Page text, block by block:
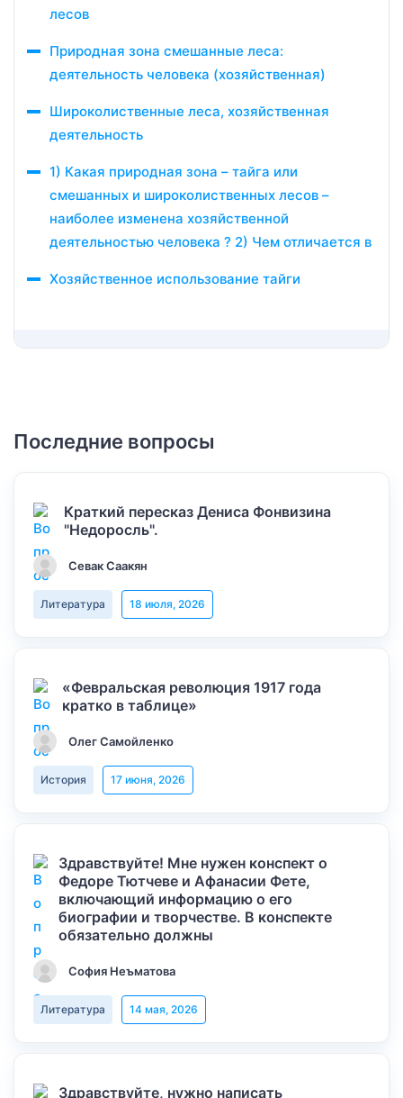
лесов
Природная зона смешанные леса:
деятельность человека (хозяйственная)
Широколиственные леса, хозяйственная
деятельность
1) Какая природная зона – тайга или
смешанных и широколиственных лесов –
наиболее изменена хозяйственной
деятельностью человека ? 2) Чем отличается в
Хозяйственное использование тайги
Последние вопросы
Краткий пересказ Дениса Фонвизина
"Недоросль".
Севак Саакян
Литература 18 июля, 2026
«Февральская революция 1917 года
кратко в таблице»
Олег Самойленко
История 17 июня, 2026
Здравствуйте! Мне нужен конспект о
Федоре Тютчеве и Афанасии Фете,
включающий информацию о его
биографии и творчестве. В конспекте
обязательно должны
София Неъматова
Литература 14 мая, 2026
Здравствуйте, нужно написать